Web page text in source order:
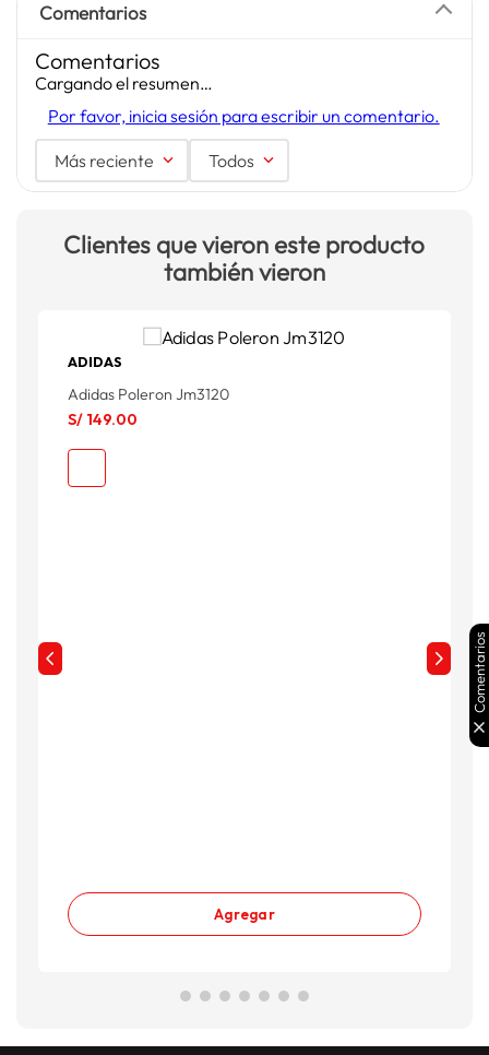
Comentarios
Comentarios
Cargando el resumen…
Por favor, inicia sesión para escribir un comentario.
Más reciente Todos
Clientes que vieron este producto
también vieron
ADIDAS
Adidas Poleron Jm3120
S/ 149.00
Agregar
Comentarios